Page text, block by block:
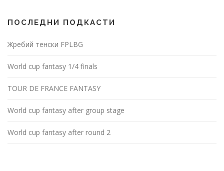
ПОСЛЕДНИ ПОДКАСТИ
Жребий тенски FPLBG
World cup fantasy 1/4 finals
TOUR DE FRANCE FANTASY
World cup fantasy after group stage
World cup fantasy after round 2